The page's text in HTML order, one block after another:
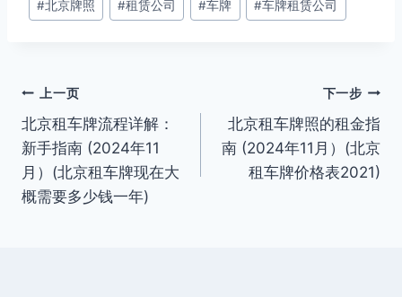
章
#北京牌照 #租赁公司 #车牌 #车牌租赁公司
文
章
导
航
上一页
北京租车牌流程详解：
新手指南 (2024年11
月）(北京租车牌现在大
概需要多少钱一年)
下一步
北京租车牌照的租金指
南 (2024年11月）(北京
租车牌价格表2021)